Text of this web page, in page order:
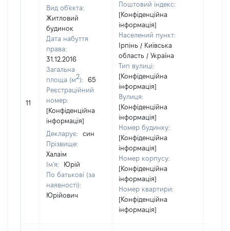
11
Вид об'єкта:
Житловий
будинок
Дата набуття
права:
31.12.2016
Загальна
площа (м2):
65
Реєстраційний
номер:
[Конфіденційна
інформація]
Декларує:
син
Прізвище:
Халаім
Ім'я:
Юрій
По батькові (за
наявності):
Юрійович
Поштовий індекс:
[Конфіденційна
інформація]
Населений пункт:
Ірпінь / Київська
область / Україна
Тип вулиці:
[Конфіденційна
інформація]
Вулиця:
[Конфіденційна
інформація]
Номер будинку:
[Конфіденційна
інформація]
Номер корпусу:
[Конфіденційна
інформація]
Номер квартири:
[Конфіденційна
інформація]